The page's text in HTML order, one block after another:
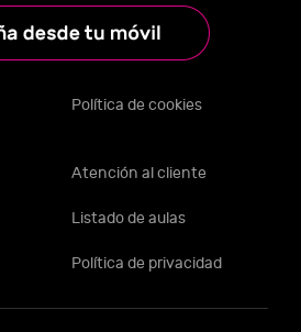
Política de cookies
Atención al cliente
Listado de aulas
Política de privacidad